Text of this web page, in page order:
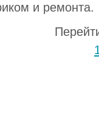
и ремонта.